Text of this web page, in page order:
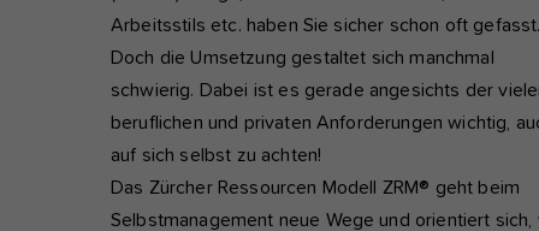
Arbeitsstils etc. haben Sie sicher schon oft
Doch die Umsetzung gestaltet sich manchmal
schwierig. Dabei ist es gerade angesichts der
beruflichen und privaten Anforderungen wichtig,
auf sich selbst zu achten!
Das Zürcher Ressourcen Modell ZRM® geht beim
Selbstmanagement neue Wege und orientiert sich,